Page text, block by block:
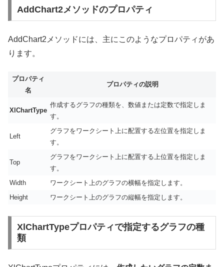
AddChart2メソッドのプロパティ
AddChart2メソッドには、主にこのようなプロパティがあ
ります。
プロパティ
名
プロパティの説明
XlChartType
作成するグラフの種類を、数値または定数で指定しま
す。
Left
グラフをワークシート上に配置する左位置を指定しま
す。
Top
グラフをワークシート上に配置する上位置を指定しま
す。
Width
ワークシート上のグラフの横幅を指定します。
Height
ワークシート上のグラフの縦幅を指定します。
XlChartTypeプロパティで指定するグラフの種
類